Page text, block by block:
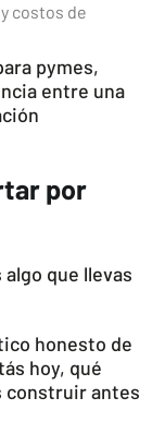
costos de
pymes,
entre una
por
que llevas
honesto de
hoy, qué
construir antes